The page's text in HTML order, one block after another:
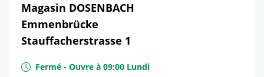
Magasin DOSENBACH
Emmenbrücke
Stauffacherstrasse 1
Fermé - Ouvre à 09:00 Lundi